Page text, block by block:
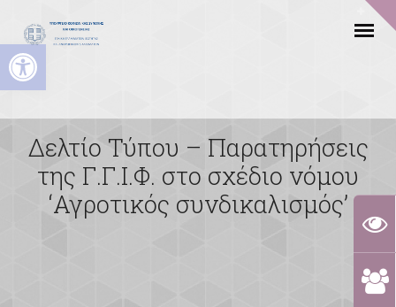
Ανοίξτε τη γραμμή εργαλείων
Δελτίο Τύπου – Παρατηρήσεις
της Γ.Γ.Ι.Φ. στο σχέδιο νόμου
‘Αγροτικός συνδικαλισμός’